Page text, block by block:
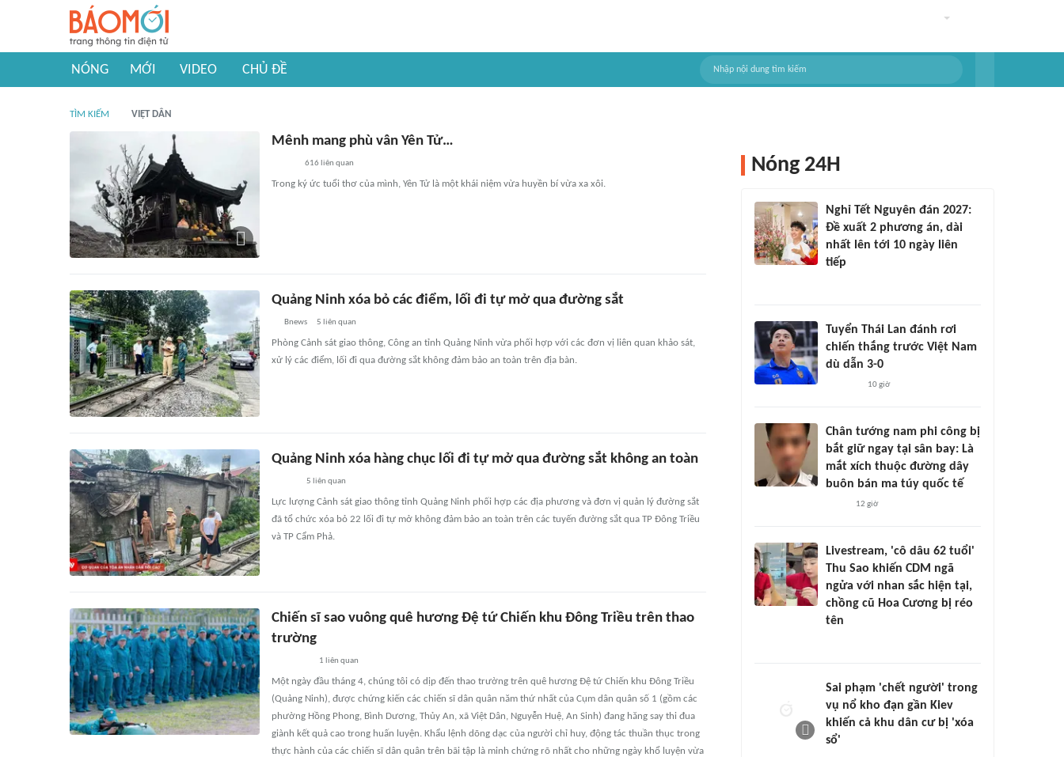
NÓNG MỚI VIDEO CHỦ ĐỀ
TÌM KIẾM VIỆT DÂN
Mênh mang phù vân Yên Tử…
616 liên quan
Trong ký ức tuổi thơ của mình, Yên Tử là một khái niệm vừa huyền bí vừa xa xôi.
Quảng Ninh xóa bỏ các điểm, lối đi tự mở qua đường sắt
Bnews 5 liên quan
Phòng Cảnh sát giao thông, Công an tỉnh Quảng Ninh vừa phối hợp với các đơn vị liên quan khảo sát,
xử lý các điểm, lối đi qua đường sắt không đảm bảo an toàn trên địa bàn.
Quảng Ninh xóa hàng chục lối đi tự mở qua đường sắt không an toàn
5 liên quan
Lực lượng Cảnh sát giao thông tỉnh Quảng Ninh phối hợp các địa phương và đơn vị quản lý đường sắt
đã tổ chức xóa bỏ 22 lối đi tự mở không đảm bảo an toàn trên các tuyến đường sắt qua TP Đông Triều
và TP Cẩm Phả.
Chiến sĩ sao vuông quê hương Đệ tứ Chiến khu Đông Triều trên thao
trường
1 liên quan
Một ngày đầu tháng 4, chúng tôi có dịp đến thao trường trên quê hương Đệ tứ Chiến khu Đông Triều
(Quảng Ninh), được chứng kiến các chiến sĩ dân quân năm thứ nhất của Cụm dân quân số 1 (gồm các
phường Hồng Phong, Bình Dương, Thủy An, xã Việt Dân, Nguyễn Huệ, An Sinh) đang hăng say thi đua
giành kết quả cao trong huấn luyện. Khẩu lệnh dõng dạc của người chỉ huy, động tác thuần thục trong
thực hành của các chiến sĩ dân quân trên bãi tập là minh chứng rõ nhất cho những ngày khổ luyện vừa
Nóng 24H
Nghỉ Tết Nguyên đán 2027:
Đề xuất 2 phương án, dài
nhất lên tới 10 ngày liên
tiếp
Tuyển Thái Lan đánh rơi
chiến thắng trước Việt Nam
dù dẫn 3-0
10 giờ
Chân tướng nam phi công bị
bắt giữ ngay tại sân bay: Là
mắt xích thuộc đường dây
buôn bán ma túy quốc tế
12 giờ
Livestream, 'cô dâu 62 tuổi'
Thu Sao khiến CDM ngã
ngửa với nhan sắc hiện tại,
chồng cũ Hoa Cương bị réo
tên
Sai phạm 'chết người' trong
vụ nổ kho đạn gần Kiev
khiến cả khu dân cư bị 'xóa
sổ'